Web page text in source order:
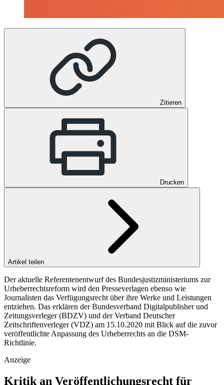
Zitieren
Drucken
Artikel teilen
Der aktuelle Referentenentwurf des Bundesjustizministeriums zur
Urheberrechtsreform wird den Presseverlagen ebenso wie
Journalisten das Verfügungsrecht über ihre Werke und Leistungen
entziehen. Das erklären der Bundesverband Digitalpublisher und
Zeitungsverleger (BDZV) und der Verband Deutscher
Zeitschriftenverleger (VDZ) am 15.10.2020 mit Blick auf die zuvor
veröffentlichte Anpassung des Urheberrechts an die DSM-
Richtlinie.
Anzeige
Kritik an Veröffentlichungsrecht für